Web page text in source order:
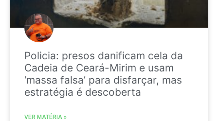
Policia: presos danificam cela da
Cadeia de Ceará-Mirim e usam
‘massa falsa’ para disfarçar, mas
estratégia é descoberta
VER MATÉRIA »